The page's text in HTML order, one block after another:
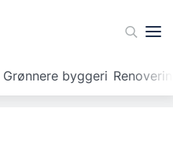
Grønnere byggeri